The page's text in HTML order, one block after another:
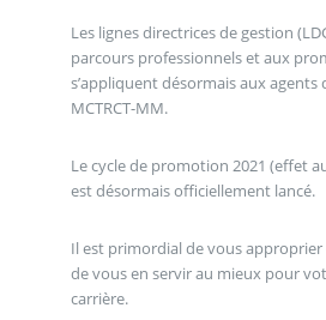
Les lignes directrices de gestion
parcours professionnels et aux
s’appliquent désormais aux agents
MCTRCT-MM.
Le cycle de promotion 2021 (effet
est désormais officiellement lancé.
Il est primordial de vous
de vous en servir au mieux pour
carrière.